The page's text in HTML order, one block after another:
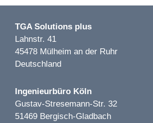
Firmenzentrale in Waltrop LP 1-6 | Waltrop |
Getränkemarkt Hoffmann LP 1-5 | Bernau
TGA Solutions plus
Lahnstr. 41
45478 Mülheim an der Ruhr
Deutschland
Ingenieurbüro Köln
Gustav-Stresemann-Str. 32
51469 Bergisch-Gladbach